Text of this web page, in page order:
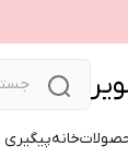
خانه